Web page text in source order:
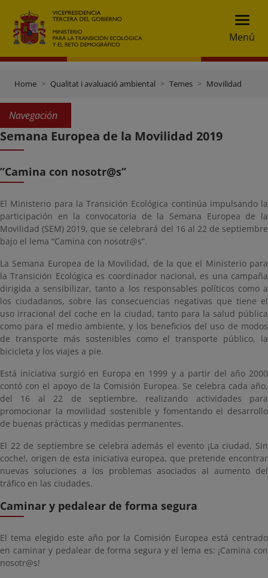
Menú
Home Qualitat i avaluació ambiental Temes Movilidad
Navegación
Semana Europea de la Movilidad 2019
”Camina con nosotr@s”
El Ministerio para la Transición Ecológica continúa impulsando la
participación en la convocatoria de la Semana Europea de la
Movilidad (SEM) 2019, que se celebrará del 16 al 22 de septiembre
bajo el lema “Camina con nosotr@s”.
La Semana Europea de la Movilidad, de la que el Ministerio para
la Transición Ecológica es coordinador nacional, es una campaña
dirigida a sensibilizar, tanto a los responsables políticos como a
los ciudadanos, sobre las consecuencias negativas que tiene el
uso irracional del coche en la ciudad, tanto para la salud pública
como para el medio ambiente, y los beneficios del uso de modos
de transporte más sostenibles como el transporte público, la
bicicleta y los viajes a pie.
Está iniciativa surgió en Europa en 1999 y a partir del año 2000
contó con el apoyo de la Comisión Europea. Se celebra cada año,
del 16 al 22 de septiembre, realizando actividades para
promocionar la movilidad sostenible y fomentando el desarrollo
de buenas prácticas y medidas permanentes.
El 22 de septiembre se celebra además el evento ¡La ciudad, Sin
coche!, origen de esta iniciativa europea, que pretende encontrar
nuevas soluciones a los problemas asociados al aumento del
tráfico en las ciudades.
Caminar y pedalear de forma segura
El tema elegido este año por la Comisión Europea está centrado
en caminar y pedalear de forma segura y el lema es: ¡Camina con
nosotr@s!